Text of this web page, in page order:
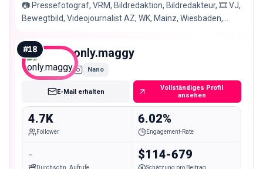
📷 Pressefotograf, VRM, Bildredaktion, Bildredakteur, 🎞 VJ,
Bewegtbild, Videojournalist AZ, WK, Mainz, Wiesbaden,
#18 only.maggy
Nano
E-Mail erhalten
Vollständiges Profil
ansehen
4.7K
Follower
6.02%
Engagement-Rate
-
Durchschn. Aufrufe
$114-679
Schätzung pro Beitrag